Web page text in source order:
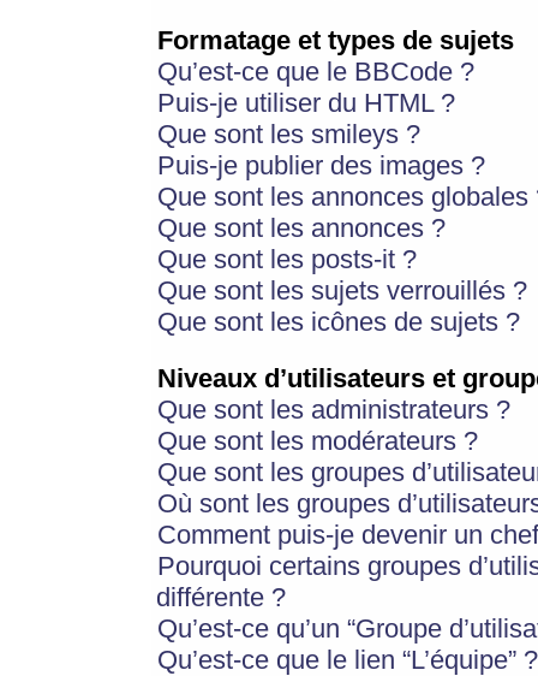
Formatage et types de sujets
Qu’est-ce que le BBCode ?
Puis-je utiliser du HTML ?
Que sont les smileys ?
Puis-je publier des images ?
Que sont les annonces globales
Que sont les annonces ?
Que sont les posts-it ?
Que sont les sujets verrouillés ?
Que sont les icônes de sujets ?
Niveaux d’utilisateurs et
Que sont les administrateurs ?
Que sont les modérateurs ?
Que sont les groupes
Où sont les groupes
Comment puis-je devenir un
Pourquoi certains groupes
différente ?
Qu’est-ce qu’un “Groupe
Qu’est-ce que le lien “L’équipe” ?